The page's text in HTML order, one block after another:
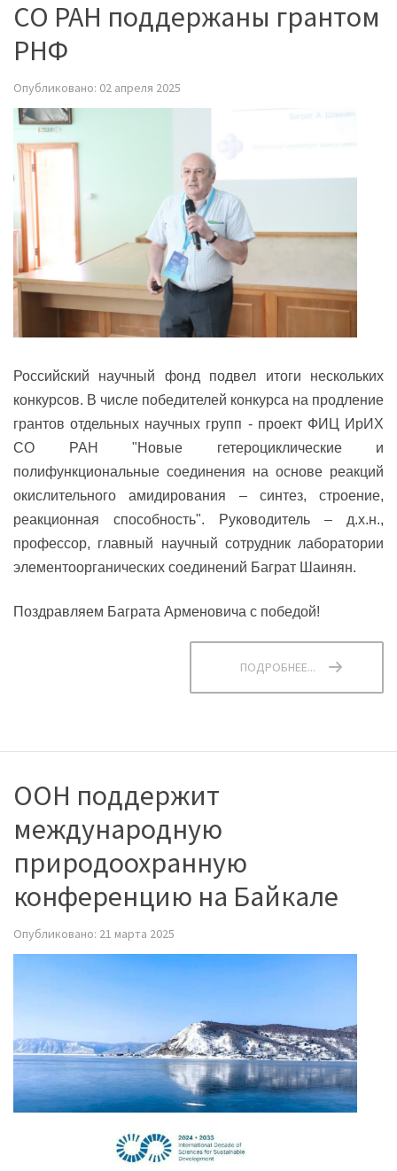
СО РАН поддержаны грантом
РНФ
Опубликовано: 02 апреля 2025
Российский научный фонд подвел итоги нескольких
конкурсов. В числе победителей конкурса на продление
грантов отдельных научных групп - проект ФИЦ ИрИХ
СО РАН "Новые гетероциклические и
полифункциональные соединения на основе реакций
окислительного амидирования – синтез, строение,
реакционная способность". Руководитель – д.х.н.,
профессор, главный научный сотрудник лаборатории
элементоорганических соединений Баграт Шаинян.
Поздравляем Баграта Арменовича с победой!
ПОДРОБНЕЕ...
ООН поддержит
международную
природоохранную
конференцию на Байкале
Опубликовано: 21 марта 2025